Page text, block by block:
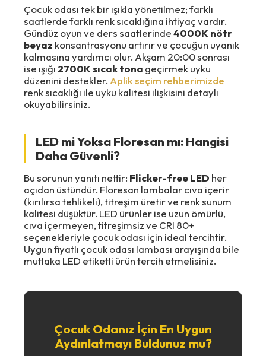
Çocuk odası tek bir ışıkla yönetilmez; farklı
saatlerde farklı renk sıcaklığına ihtiyaç vardır.
Gündüz oyun ve ders saatlerinde4000K nötr
beyaz konsantrasyonu artırır ve çocuğun uyanık
kalmasına yardımcı olur. Akşam 20:00 sonrası
ise ışığı 2700K sıcak tona geçirmek uyku
düzenini destekler. Aplik seçim rehberimizde
renk sıcaklığı ile uyku kalitesi ilişkisini detaylı
okuyabilirsiniz.
LED mi Yoksa Floresan mı: Hangisi
Daha Güvenli?
Bu sorunun yanıtı nettir: Flicker-free LED her
açıdan üstündür. Floresan lambalar cıva içerir
(kırılırsa tehlikeli), titreşim üretir ve renk sunum
kalitesi düşüktür. LED ürünler ise uzun ömürlü,
cıva içermeyen, titreşimsiz ve CRI 80+
seçenekleriyle çocuk odası için ideal tercihtir.
Uygun fiyatlı çocuk odası lambası arayışında bile
mutlaka LED etiketli ürün tercih etmelisiniz.
Çocuk Odanız İçin En Uygun
Aydınlatmayı Buldunuz mu?